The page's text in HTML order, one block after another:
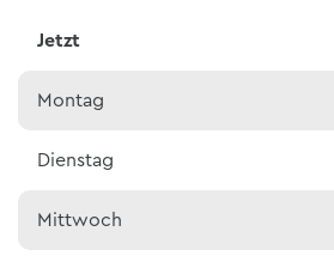
Jetzt
Montag
Dienstag
Mittwoch